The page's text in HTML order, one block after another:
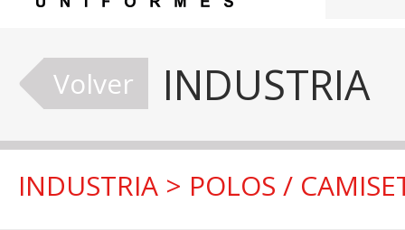
Volver INDUSTRIA
INDUSTRIA > POLOS /